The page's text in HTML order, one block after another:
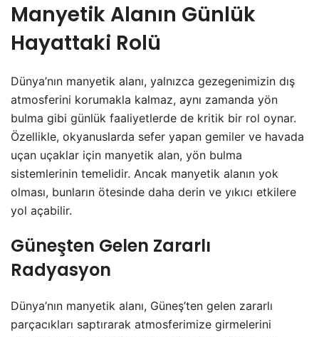
Manyetik Alanın Günlük
Hayattaki Rolü
Dünya’nın manyetik alanı, yalnızca gezegenimizin dış
atmosferini korumakla kalmaz, aynı zamanda yön
bulma gibi günlük faaliyetlerde de kritik bir rol oynar.
Özellikle, okyanuslarda sefer yapan gemiler ve havada
uçan uçaklar için manyetik alan, yön bulma
sistemlerinin temelidir. Ancak manyetik alanın yok
olması, bunların ötesinde daha derin ve yıkıcı etkilere
yol açabilir.
Güneşten Gelen Zararlı
Radyasyon
Dünya’nın manyetik alanı, Güneş’ten gelen zararlı
parçacıkları saptırarak atmosferimize girmelerini